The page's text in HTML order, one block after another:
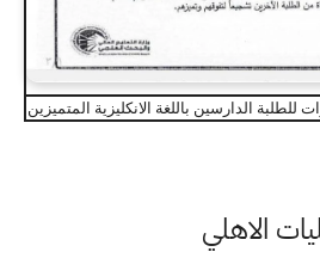
للطلبة الدارسين باللغة الانكليزية المتميزين
الاهلي